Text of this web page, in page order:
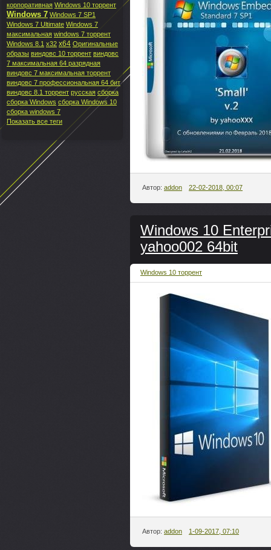
Автор: addon 22-02-2018, 00:07
Windows 10
yahoo002 64bit
Windows 10 торрент
Автор: addon 1-09-2017, 07:10
корпоративная Windows 10 торрент
Windows 7 Windows 7 SP1
Windows 7 Ultimate Windows 7
максимальная windows 7 торрент
Windows 8.1 x32 x64 Оригинальные
образы виндовс 10 торрент виндовс
7 максимальная 64 разрядная
виндовс 7 максимальная торрент
виндовс 7 профессиональная 64 бит
виндовс 8.1 торрент русская сборка
сборка Windows сборка Windows 10
сборка windows 7
Показать все теги